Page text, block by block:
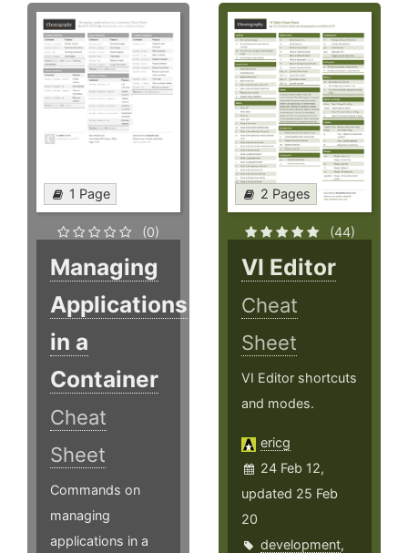
1 Page
(0)
Managing
Applications
in a
Container
Cheat
Sheet
Commands on
managing
applications in a
2 Pages
(44)
VI Editor
Cheat
Sheet
VI Editor shortcuts
and modes.
ericg
24 Feb 12,
updated 25 Feb
20
development,